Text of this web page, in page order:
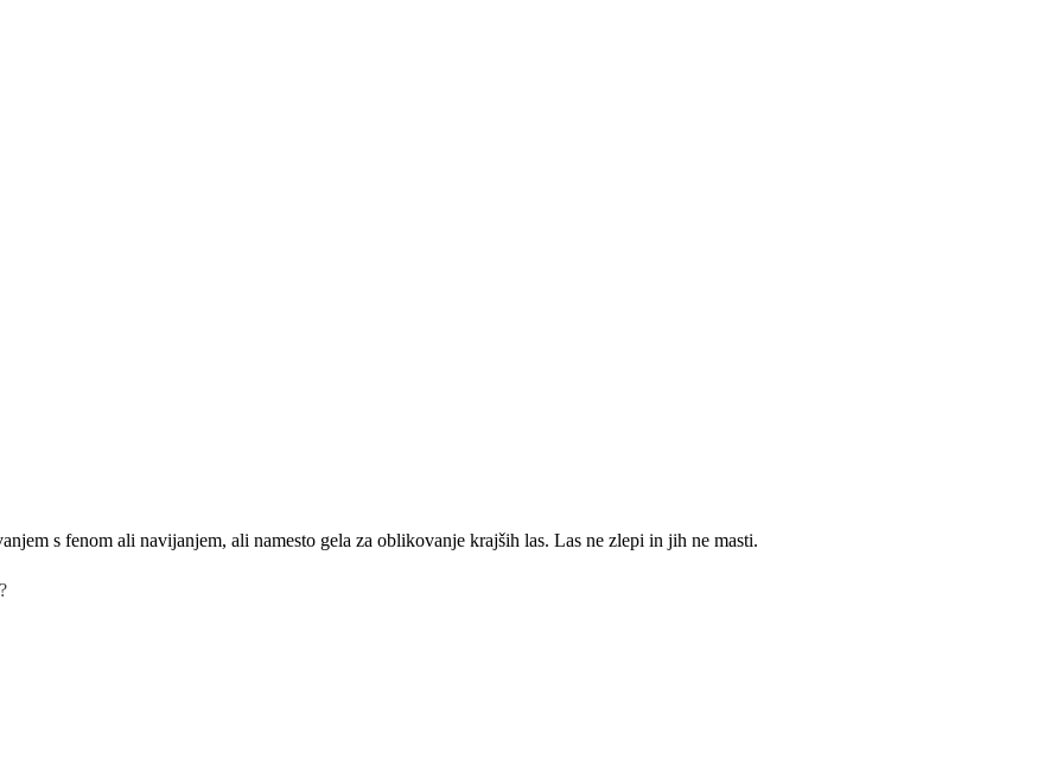
s fenom ali navijanjem, ali namesto gela za oblikovanje krajših las. Las ne zlepi in jih ne masti.